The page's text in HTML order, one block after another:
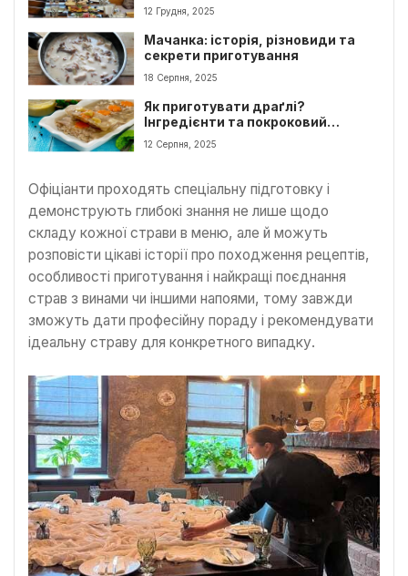
12 Грудня, 2025
Мачанка: історія, різновиди та
секрети приготування
18 Серпня, 2025
Як приготувати драґлі?
Інгредієнти та покроковий
рецепт
12 Серпня, 2025
Офіціанти проходять спеціальну підготовку і
демонструють глибокі знання не лише щодо
складу кожної страви в меню, але й можуть
розповісти цікаві історії про походження рецептів,
особливості приготування і найкращі поєднання
страв з винами чи іншими напоями, тому завжди
зможуть дати професійну пораду і рекомендувати
ідеальну страву для конкретного випадку.